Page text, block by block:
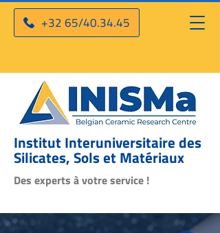
Institut Interuniversitaire des
Silicates, Sols et Matériaux
Des experts à votre service !
+32 65/40.34.45